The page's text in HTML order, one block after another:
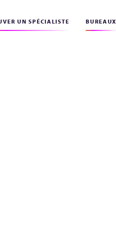
UN SPÉCIALISTE BUREAUX